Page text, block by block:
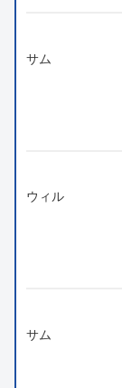
サム
ウィル
サム